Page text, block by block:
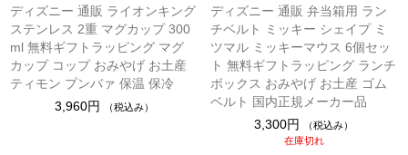
ディズニー 通販 ライオンキング
ステンレス 2重 マグカップ 300
ml 無料ギフトラッピング マグ
カップ コップ おみやげ お土産
ティモン プンバァ 保温 保冷
3,960円
（税込み）
ディズニー 通販 弁当箱用 ラン
チベルト ミッキー シェイプ ミ
ツマル ミッキーマウス 6個セッ
ト 無料ギフトラッピング ランチ
ボックス おみやげ お土産 ゴム
ベルト 国内正規メーカー品
3,300円
（税込み）
在庫切れ